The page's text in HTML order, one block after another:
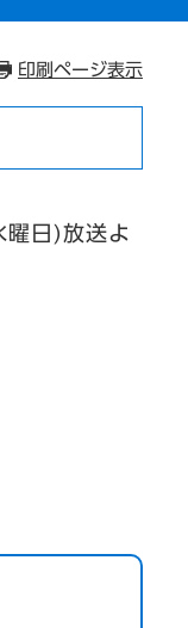
印刷ページ表示
日)放送よ